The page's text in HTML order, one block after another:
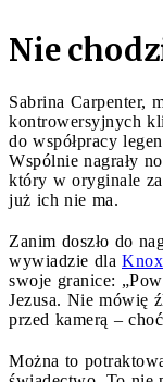
Nie
Sabrina Carpenter,
kontrowersyjnych
do współpracy
Wspólnie nagrały
który w oryginale
już ich nie ma.
Zanim doszło do
wywiadzie dla
swoje granice:
Jezusa. Nie mówię
przed kamerą –
Można to